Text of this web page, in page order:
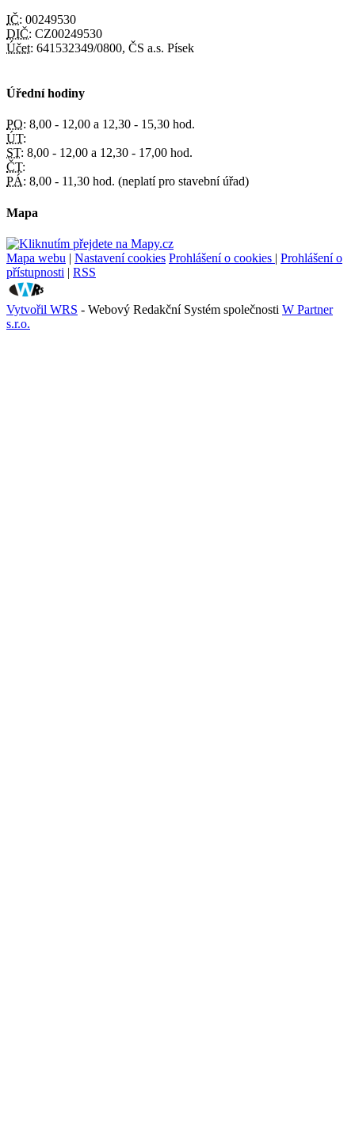
IČ: 00249530
DIČ: CZ00249530
Účet: 641532349/0800, ČS a.s. Písek
Úřední hodiny
PO: 8,00 - 12,00 a 12,30 - 15,30 hod.
ÚT:
ST: 8,00 - 12,00 a 12,30 - 17,00 hod.
ČT:
PÁ: 8,00 - 11,30 hod. (neplatí pro stavební úřad)
Mapa
Mapa webu | Nastavení cookies Prohlášení o cookies | Prohlášení o
přístupnosti | RSS
Vytvořil WRS - Webový Redakční Systém společnosti W Partner
s.r.o.